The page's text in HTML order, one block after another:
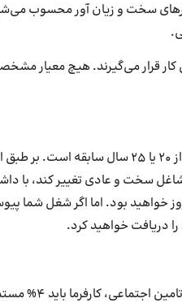
سخت و زیان آور محسوب
قرار می‌گیرند. هیچ معیار
این قانون جدید مرتبط با بازنشستگی مشاغل سخت بعد از
خواهید داشت و مشمول مزایای حقوق 30 روز خواهید
بنابر ماده 14 آیین‌نامه